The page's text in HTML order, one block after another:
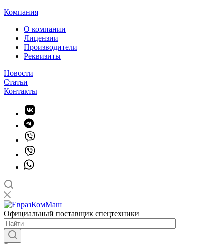
Компания
О компании
Лицензии
Производители
Реквизиты
Новости
Статьи
Контакты
Официальный поставщик спецтехники